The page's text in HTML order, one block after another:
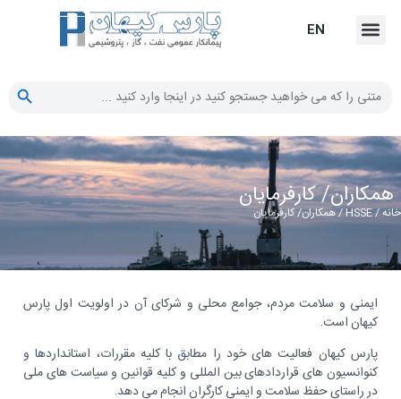
EN
جستجو
برای:
همکاران/ کارفرمایان
/
HSSE/ همکاران/ کارفرمایان
ایمنی و سلامت مردم، جوامع محلی و شرکای آن در اولویت اول پارس
کیهان است.
پارس کیهان فعالیت های خود را مطابق با کلیه مقررات، استانداردها و
کنوانسیون های قراردادهای بین المللی و کلیه قوانین و سیاست های ملی
در راستای حفظ سلامت و ایمنی کارگران انجام می دهد.